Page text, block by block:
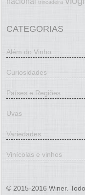
trincadeira
CATEGORIAS
Além do Vinho
Curiosidades
Países e Regiões
Uvas
Variedades
Vinícolas e vinhos
© 2015-2016 Winer.